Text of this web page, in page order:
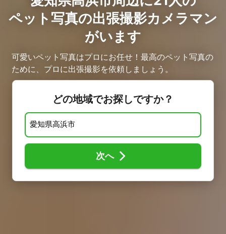
ペット写真の出張撮影カメラマン
がいます
可愛いペット写真はプロにお任せ！最高のペット写真の
ために、プロに出張撮影を依頼しましょう。
どの地域でお探しですか？
次へ